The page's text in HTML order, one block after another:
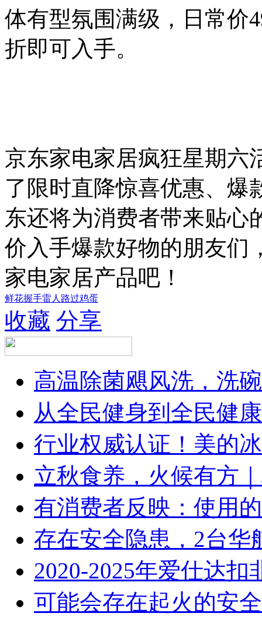
体有型氛围满级，日常价
折即可入手。
京东家电家居疯狂星期六
了限时直降惊喜优惠、爆
东还将为消费者带来贴心
价入手爆款好物的朋友们
家电家居产品吧！
鲜花握手雷人 路过鸡蛋
收藏 分享
高温除菌飓风洗，洗
从全民健身到全民健
行业权威认证！美的
立秋食养，火候有方
有消费者反映：使用
存在安全隐患，2台华
2020-2025年爱仕达
可能会存在起火的安